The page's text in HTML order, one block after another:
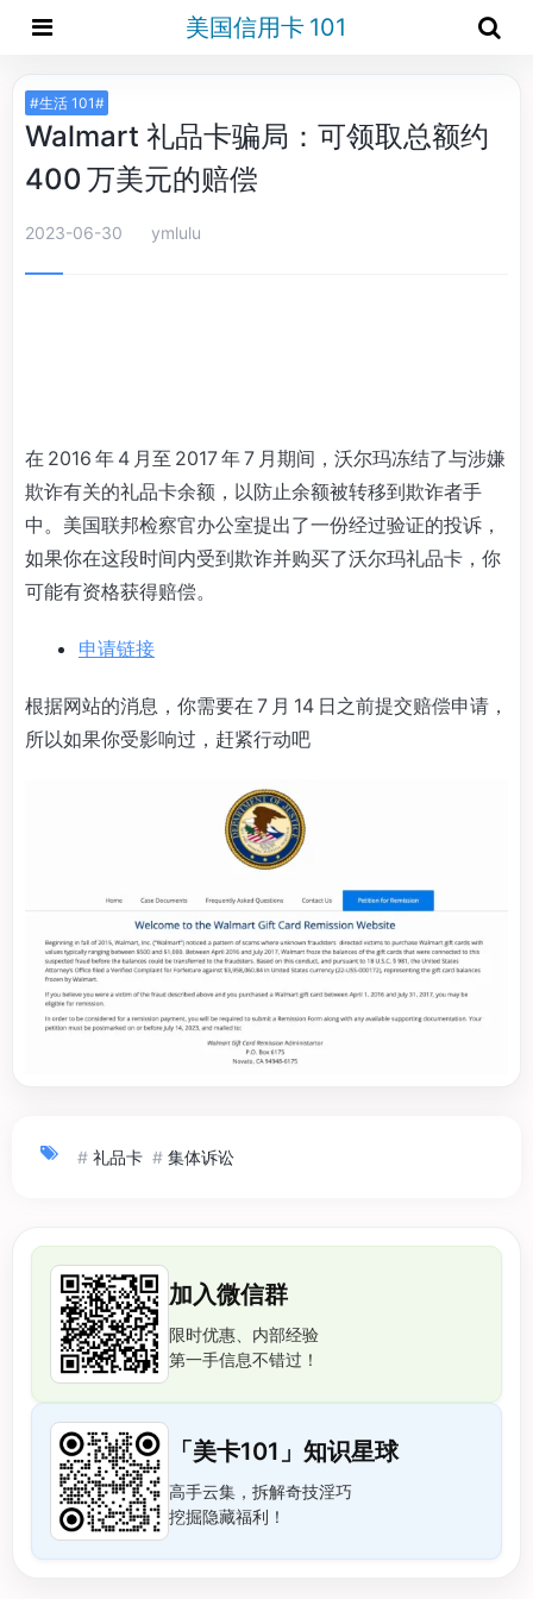
美国信用卡 101
#生活 101#
Walmart 礼品卡骗局：可领取总额约
400 万美元的赔偿
2023-06-30 ymlulu
在 2016 年 4 月至 2017 年 7 月期间，沃尔玛冻结了与涉嫌
欺诈有关的礼品卡余额，以防止余额被转移到欺诈者手
中。美国联邦检察官办公室提出了一份经过验证的投诉，
如果你在这段时间内受到欺诈并购买了沃尔玛礼品卡，你
可能有资格获得赔偿。
申请链接
根据网站的消息，你需要在 7 月 14 日之前提交赔偿申请，
所以如果你受影响过，赶紧行动吧
# 礼品卡 # 集体诉讼
加入微信群
限时优惠、内部经验
第一手信息不错过！
「美卡101」知识星球
高手云集，拆解奇技淫巧
挖掘隐藏福利！